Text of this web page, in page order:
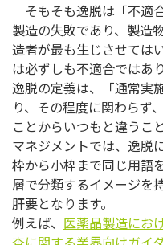
そもそも逸脱は「不適
製造の失敗であり、製造
造者が最も生じさせては
は必ずしも不適合ではあ
逸脱の定義は、「通常実
り、その程度に関わらず
ことからいつもと違うこ
マネジメントでは、逸脱
枠から小枠まで同じ用語
層で分類するイメージを
肝要となります。
例えば、 医薬品製造にお